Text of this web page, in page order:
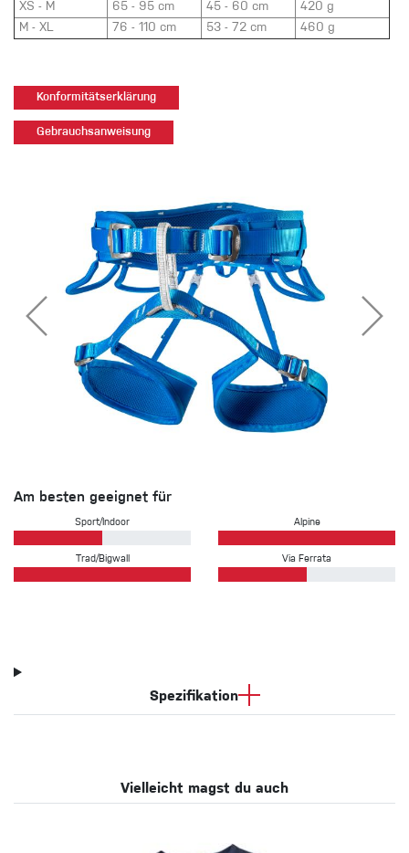
XS - M
65 - 95 cm 45 - 60 cm
420 g
M - XL
76 - 110 cm 53 - 72 cm 460 g
Konformitätserklärung
Gebrauchsanweisung
Am besten geeignet für
Sport/Indoor Alpine
Trad/Bigwall Via Ferrata
Spezifikation
Vielleicht magst du auch